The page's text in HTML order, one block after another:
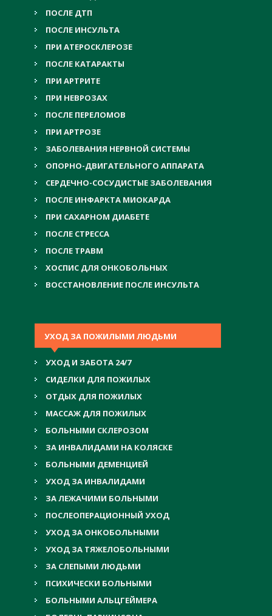
ПОСЛЕ ДТП
ПОСЛЕ ИНСУЛЬТА
ПРИ АТЕРОСКЛЕРОЗЕ
ПОСЛЕ КАТАРАКТЫ
ПРИ АРТРИТЕ
ПРИ НЕВРОЗАХ
ПОСЛЕ ПЕРЕЛОМОВ
ПРИ АРТРОЗЕ
ЗАБОЛЕВАНИЯ НЕРВНОЙ СИСТЕМЫ
ОПОРНО-ДВИГАТЕЛЬНОГО АППАРАТА
СЕРДЕЧНО-СОСУДИСТЫЕ ЗАБОЛЕВАНИЯ
ПОСЛЕ ИНФАРКТА МИОКАРДА
ПРИ САХАРНОМ ДИАБЕТЕ
ПОСЛЕ СТРЕССА
ПОСЛЕ ТРАВМ
ХОСПИС ДЛЯ ОНКОБОЛЬНЫХ
ВОССТАНОВЛЕНИЕ ПОСЛЕ ИНСУЛЬТА
УХОД ЗА ПОЖИЛЫМИ ЛЮДЬМИ
УХОД И ЗАБОТА 24/7
СИДЕЛКИ ДЛЯ ПОЖИЛЫХ
ОТДЫХ ДЛЯ ПОЖИЛЫХ
МАССАЖ ДЛЯ ПОЖИЛЫХ
БОЛЬНЫМИ СКЛЕРОЗОМ
ЗА ИНВАЛИДАМИ НА КОЛЯСКЕ
БОЛЬНЫМИ ДЕМЕНЦИЕЙ
УХОД ЗА ИНВАЛИДАМИ
ЗА ЛЕЖАЧИМИ БОЛЬНЫМИ
ПОСЛЕОПЕРАЦИОННЫЙ УХОД
УХОД ЗА ОНКОБОЛЬНЫМИ
УХОД ЗА ТЯЖЕЛОБОЛЬНЫМИ
ЗА СЛЕПЫМИ ЛЮДЬМИ
ПСИХИЧЕСКИ БОЛЬНЫМИ
БОЛЬНЫМИ АЛЬЦГЕЙМЕРА